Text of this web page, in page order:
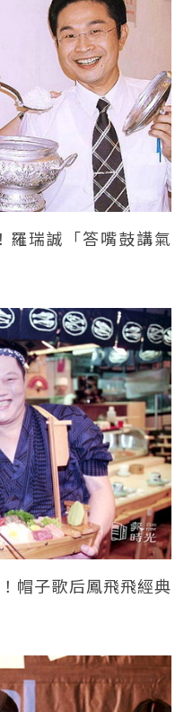
羅瑞誠「答嘴鼓講氣
帽子歌后鳳飛飛經典